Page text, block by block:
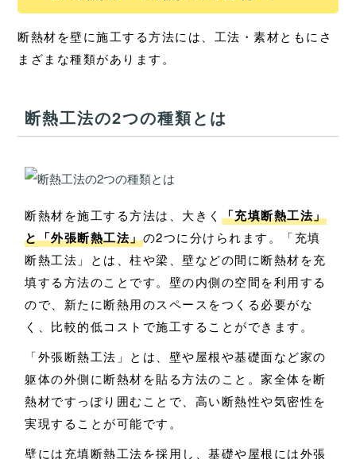
断熱材を壁に施工する方法には、工法・素材ともにさ
まざまな種類があります。
断熱工法の2つの種類とは
断熱材を施工する方法は、大きく 「充填断熱工法」
と「外張断熱工法」の2つに分けられます。「充填
断熱工法」とは、柱や梁、壁などの間に断熱材を充
填する方法のことです。壁の内側の空間を利用する
ので、新たに断熱用のスペースをつくる必要がな
く、比較的低コストで施工することができます。
「外張断熱工法」とは、壁や屋根や基礎面など家の
躯体の外側に断熱材を貼る方法のこと。家全体を断
熱材ですっぽり囲むことで、高い断熱性や気密性を
実現することが可能です。
壁には充填断熱工法を採用し、基礎や屋根には外張